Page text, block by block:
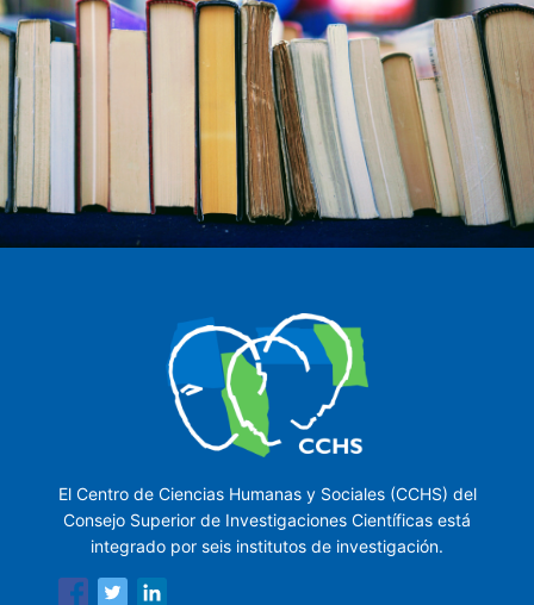
El Centro de Ciencias Humanas y Sociales (CCHS) del
Consejo Superior de Investigaciones Científicas está
integrado por seis institutos de investigación.